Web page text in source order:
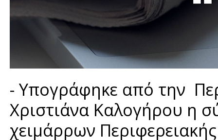
- Υπογράφηκε από την
Χριστιάνα Καλογήρου η
χειμάρρων